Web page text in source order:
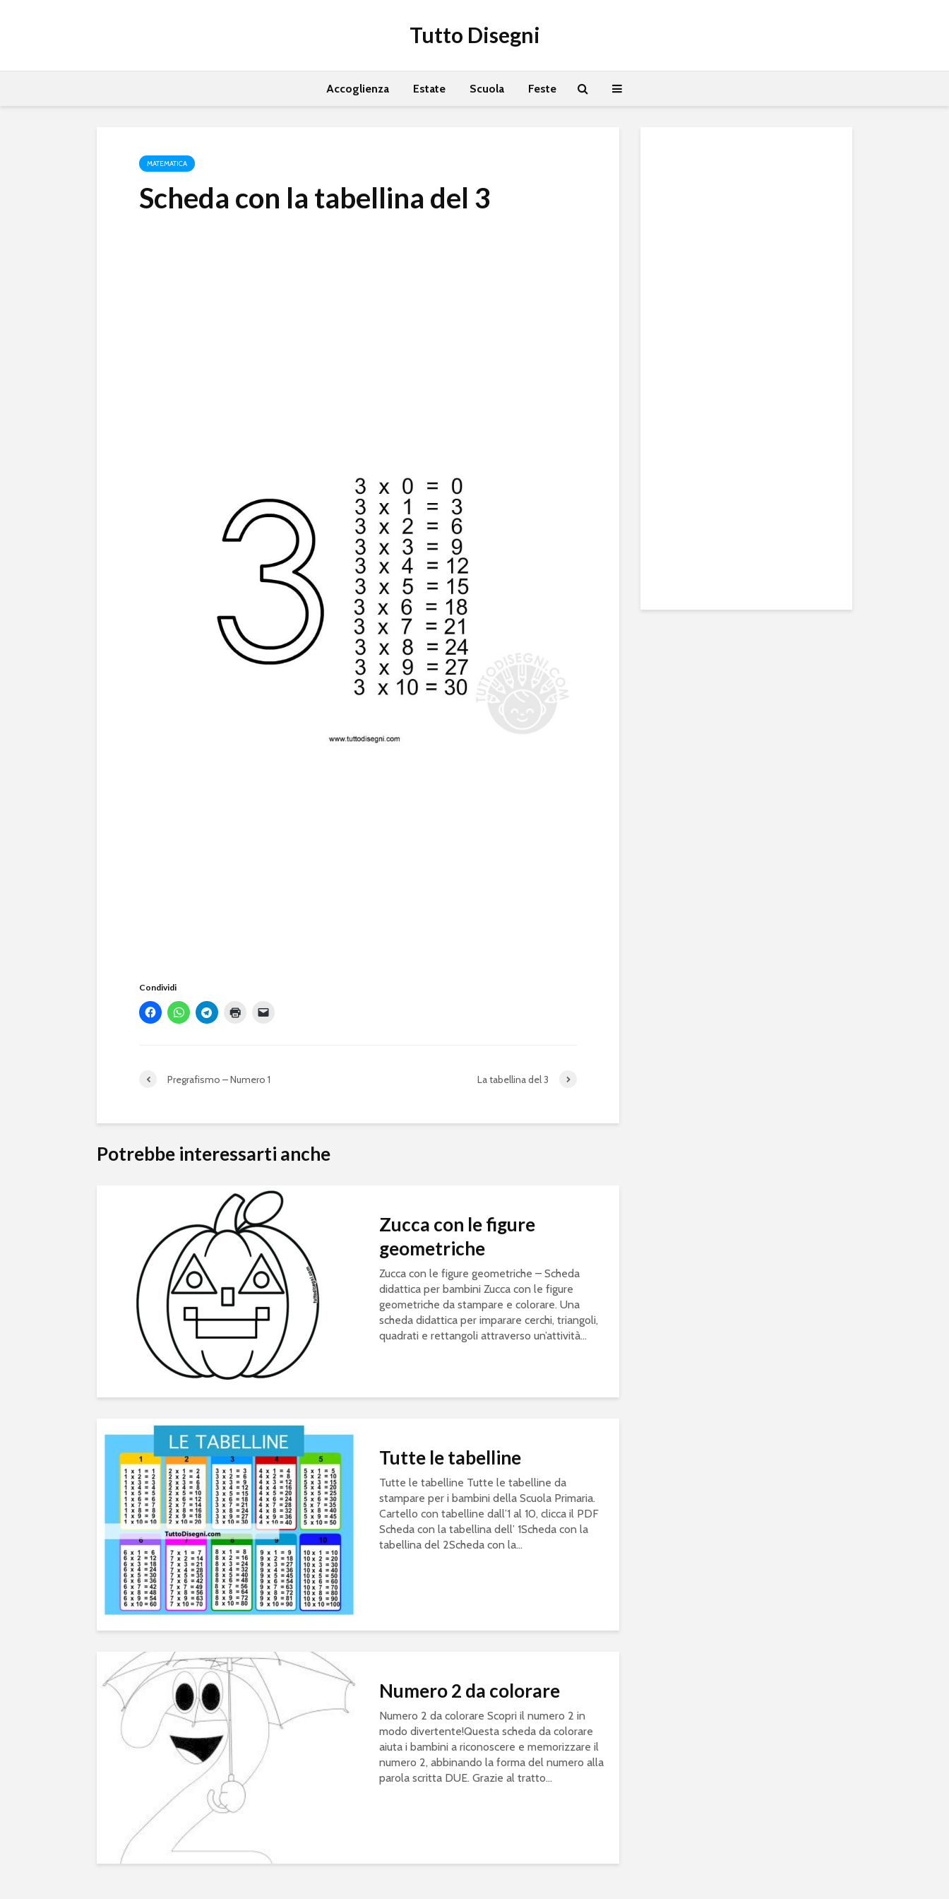
Tutto Disegni
Accoglienza Estate Scuola Feste
MATEMATICA
Scheda con la tabellina del 3
Condividi
Pregrafismo – Numero 1 La tabellina del 3
Potrebbe interessarti anche
Zucca con le figure
geometriche
Zucca con le figure geometriche – Scheda
didattica per bambini Zucca con le figure
geometriche da stampare e colorare. Una
scheda didattica per imparare cerchi, triangoli,
quadrati e rettangoli attraverso un’attività...
Tutte le tabelline
Tutte le tabelline Tutte le tabelline da
stampare per i bambini della Scuola Primaria.
Cartello con tabelline dall’1 al 10, clicca il PDF
Scheda con la tabellina dell’ 1Scheda con la
tabellina del 2Scheda con la...
Numero 2 da colorare
Numero 2 da colorare Scopri il numero 2 in
modo divertente!Questa scheda da colorare
aiuta i bambini a riconoscere e memorizzare il
numero 2, abbinando la forma del numero alla
parola scritta DUE. Grazie al tratto...